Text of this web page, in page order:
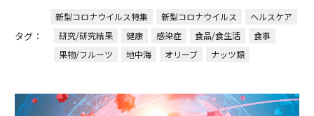
タグ：
新型コロナウイルス特集 新型コロナウイルス
ヘルスケア
研究/研究結果
健康 感染症 食品/食生活
食事
果物/フルーツ
地中海 オリーブ ナッツ類